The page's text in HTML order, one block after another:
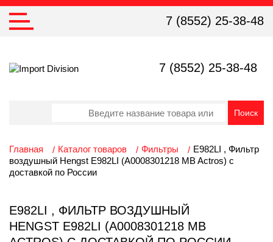
7 (8552) 25-38-48
7 (8552) 25-38-48
Главная Каталог товаров Фильтры
E982LI , Фильтр
воздушный Hengst E982LI (А0008301218 MB Actros) с
доставкой по России
E982LI , ФИЛЬТР ВОЗДУШНЫЙ
HENGST E982LI (А0008301218 MB